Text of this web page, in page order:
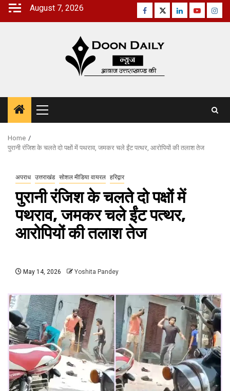
Skip
August 7, 2026 Facebook
TwitterLinkedinYoutube
Primary
Menu
Home
पुरानी रंजिश के चलते दो पक्षों में पथराव, जमकर चले ईंट पत्थर, आरोपियों की तलाश तेज
अपराध उत्तराखंड सोशल मीडिया वायरल हरिद्वार
पुरानी रंजिश के चलते दो पक्षों में
पथराव, जमकर चले ईंट पत्थर,
आरोपियों की तलाश तेज
May 14, 2026 Yoshita Pandey